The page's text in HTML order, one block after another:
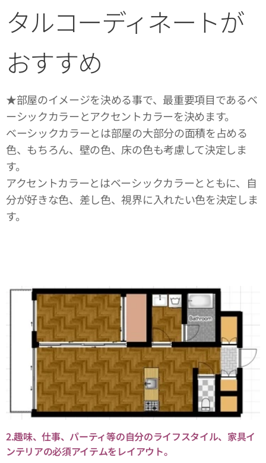
タルコーディネートが
おすすめ
★部屋のイメージを決める事で、最重要項目であるベ
ーシックカラーとアクセントカラーを決めます。
ベーシックカラーとは部屋の大部分の面積を占める
色、もちろん、壁の色、床の色も考慮して決定しま
す。
アクセントカラーとはベーシックカラーとともに、自
分が好きな色、差し色、視界に入れたい色を決定しま
す。
2.趣味、仕事、パーティ等の自分のライフスタイル、家具イ
ンテリアの必須アイテムをレイアウト。